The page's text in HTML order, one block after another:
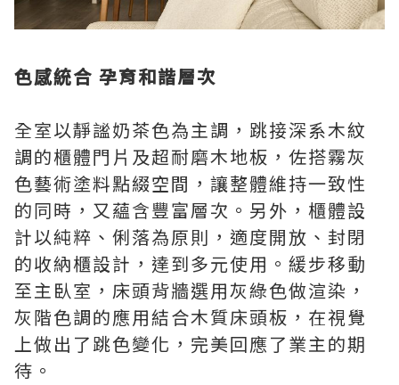
色感統合 孕育和諧層次
全室以靜謐奶茶色為主調，跳接深系木紋
調的櫃體門片及超耐磨木地板，佐搭霧灰
色藝術塗料點綴空間，讓整體維持一致性
的同時，又蘊含豐富層次。另外，櫃體設
計以純粹、俐落為原則，適度開放、封閉
的收納櫃設計，達到多元使用。緩步移動
至主臥室，床頭背牆選用灰綠色做渲染，
灰階色調的應用結合木質床頭板，在視覺
上做出了跳色變化，完美回應了業主的期
待。